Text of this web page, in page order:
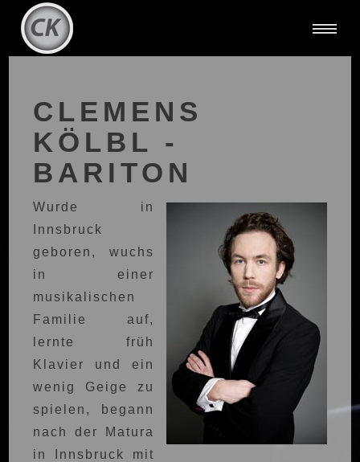
CLEMENS
KÖLBL -
BARITON
Wurde in
Innsbruck
geboren, wuchs
in einer
musikalischen
Familie auf,
lernte früh
Klavier und ein
wenig Geige zu
spielen, begann
nach der Matura
in Innsbruck mit